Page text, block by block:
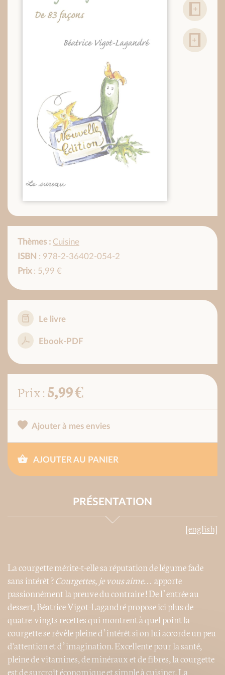
Thèmes : Cuisine
ISBN : 978-2-36402-054-2
Prix: 5,99 €
Le livre
Ebook-PDF
Prix :5,99 €
Ajouter à mes envies
AJOUTER AU PANIER
PRÉSENTATION
[english]
La courgette mérite-t-elle sa réputation de légume fade
sans intérêt ?Courgettes, je vous aime… apporte
passionnément la preuve du contraire ! De l’entrée au
dessert, Béatrice Vigot-Lagandré propose ici plus de
quatre-vingts recettes qui montrent à quel point la
courgette se révèle pleine d’intérêt si on lui accorde un peu
d'attention et d’imagination. Excellente pour la santé,
pleine de vitamines, de minéraux et de fibres, la courgette
est de surcroît économique et simple à cuisiner. La